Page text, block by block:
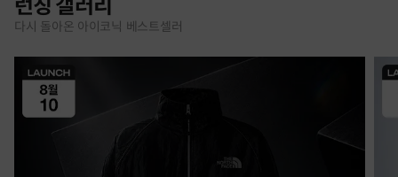
런칭 갤러리
다시 돌아온 아이코닉 베스트셀러